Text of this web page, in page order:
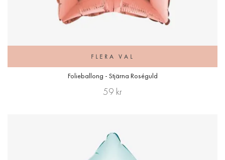
FLERA VAL
Folieballong - Stjärna Roséguld
59 kr